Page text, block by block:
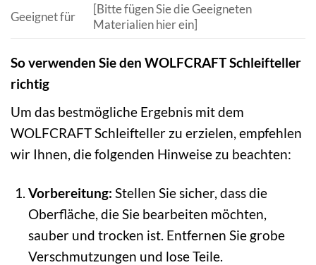
Geeignet für
[Bitte fügen Sie die Geeigneten
Materialien hier ein]
So verwenden Sie den WOLFCRAFT Schleifteller
richtig
Um das bestmögliche Ergebnis mit dem
WOLFCRAFT Schleifteller zu erzielen, empfehlen
wir Ihnen, die folgenden Hinweise zu beachten:
Vorbereitung: Stellen Sie sicher, dass die
Oberfläche, die Sie bearbeiten möchten,
sauber und trocken ist. Entfernen Sie grobe
Verschmutzungen und lose Teile.